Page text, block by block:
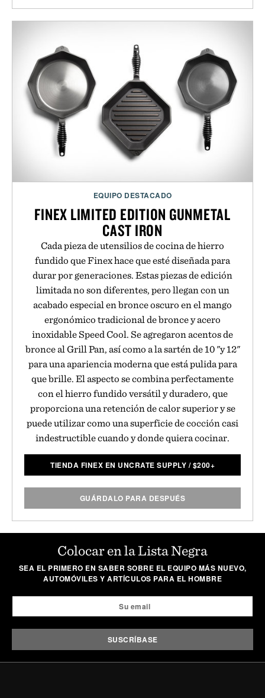
EQUIPO DESTACADO
FINEX LIMITED EDITION GUNMETAL
CAST IRON
Cada pieza de utensilios de cocina de hierro
fundido que Finex hace que esté diseñada para
durar por generaciones. Estas piezas de edición
limitada no son diferentes, pero llegan con un
acabado especial en bronce oscuro en el mango
ergonómico tradicional de bronce y acero
inoxidable Speed Cool. Se agregaron acentos de
bronce al Grill Pan, así como a la sartén de 10 "y 12"
para una apariencia moderna que está pulida para
que brille. El aspecto se combina perfectamente
con el hierro fundido versátil y duradero, que
proporciona una retención de calor superior y se
puede utilizar como una superficie de cocción casi
indestructible cuando y donde quiera cocinar.
TIENDA FINEX EN UNCRATE SUPPLY /$200+
GUÁRDALO PARA DESPUÉS
Colocar en la Lista Negra
SEA EL PRIMERO EN SABER SOBRE EL EQUIPO MÁS NUEVO,
AUTOMÓVILES Y ARTÍCULOS PARA EL HOMBRE